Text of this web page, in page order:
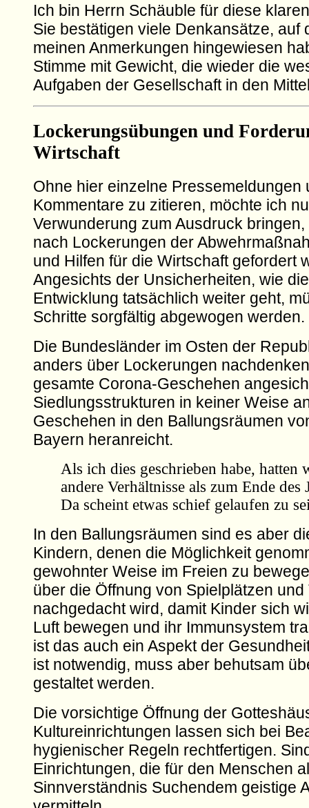
Ich bin Herrn Schäuble für diese
Sie bestätigen viele Denkansätze, auf
meinen Anmerkungen hingewiesen
Stimme mit Gewicht, die wieder die
Aufgaben der Gesellschaft in den
Lockerungsübungen und
Wirtschaft
Ohne hier einzelne Pressemeldungen
Kommentare zu zitieren, möchte ich
Verwunderung zum Ausdruck
nach Lockerungen der
und Hilfen für die Wirtschaft gefordert
Angesichts der Unsicherheiten, wie
Entwicklung tatsächlich weiter geht,
Schritte sorgfältig abgewogen werden.
Die Bundesländer im Osten der
anders über Lockerungen
gesamte Corona-Geschehen
Siedlungsstrukturen in keiner Weise
Geschehen in den Ballungsräumen
Bayern heranreicht.
Als ich dies geschrieben habe,
andere Verhältnisse als zum Ende des
Da scheint etwas schief gelaufen zu
In den Ballungsräumen sind es aber
Kindern, denen die Möglichkeit
gewohnter Weise im Freien zu
über die Öffnung von Spielplätzen
nachgedacht wird, damit Kinder sich
Luft bewegen und ihr Immunsystem
ist das auch ein Aspekt der
ist notwendig, muss aber behutsam
gestaltet werden.
Die vorsichtige Öffnung der
Kultureinrichtungen lassen sich bei
hygienischer Regeln rechtfertigen.
Einrichtungen, die für den Menschen
Sinnverständnis Suchendem geistige